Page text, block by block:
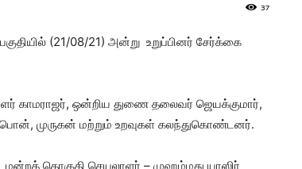
37
(21/08/21) அன்று உறுப்பினர் சேர்க்கை
காமராஜர், ஒன்றிய துணை தலைவர் ஜெயக்குமார்,
முருகன் மற்றும் உறவுகள் கலந்துகொண்டனர்.
தொகுதி செயலாளர் – முஹம்மது யாஸிர்